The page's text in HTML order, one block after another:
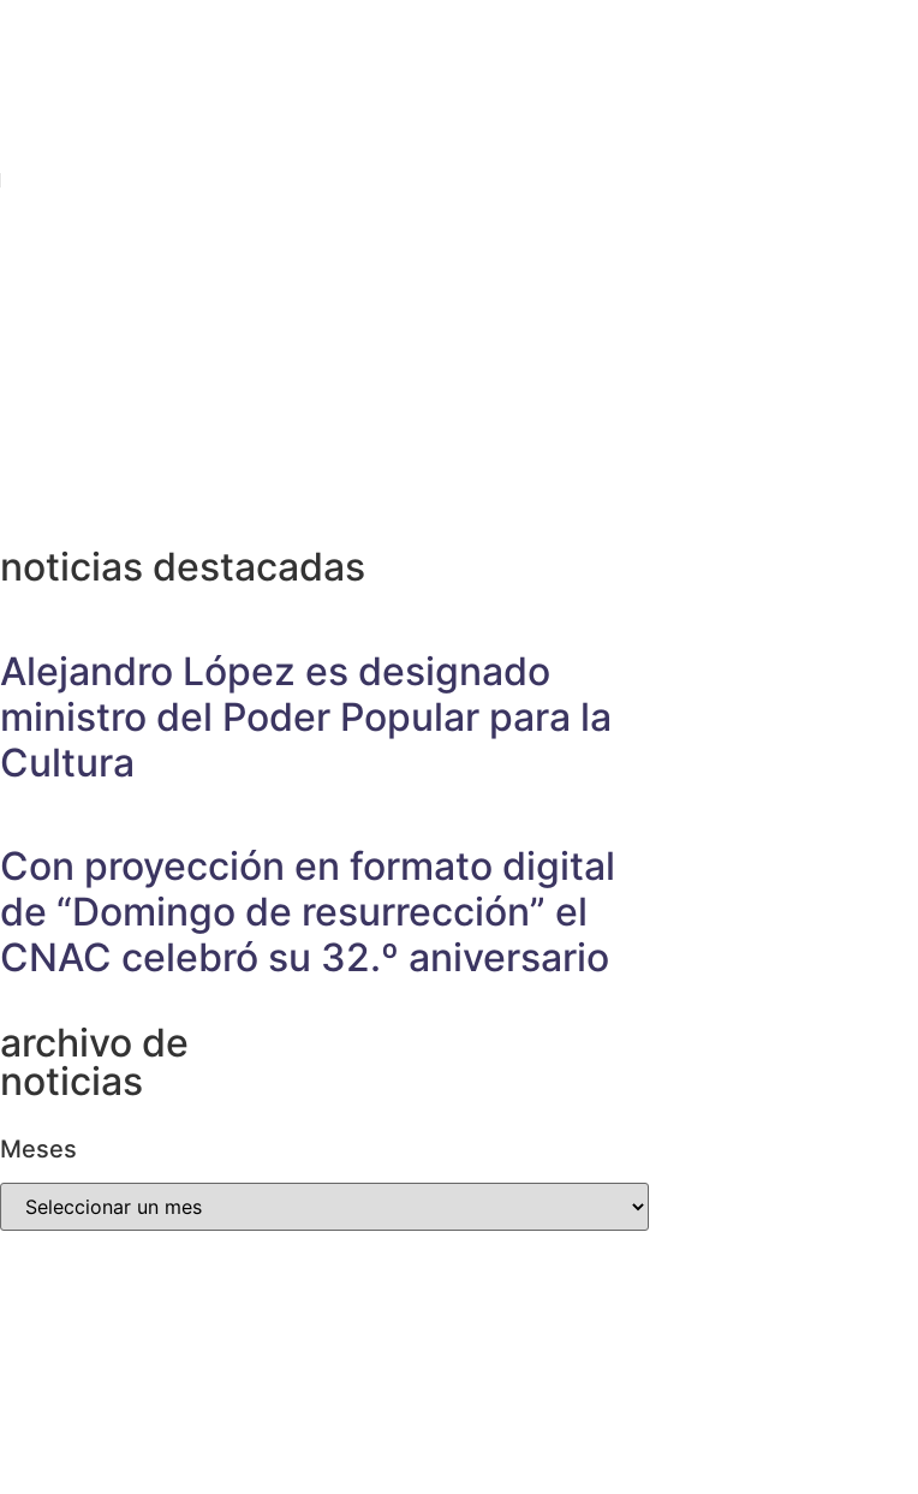
noticias destacadas
Alejandro López es designado
ministro del Poder Popular para la
Cultura
Con proyección en formato digital
de “Domingo de resurrección” el
CNAC celebró su 32.º aniversario
archivo de
noticias
Meses